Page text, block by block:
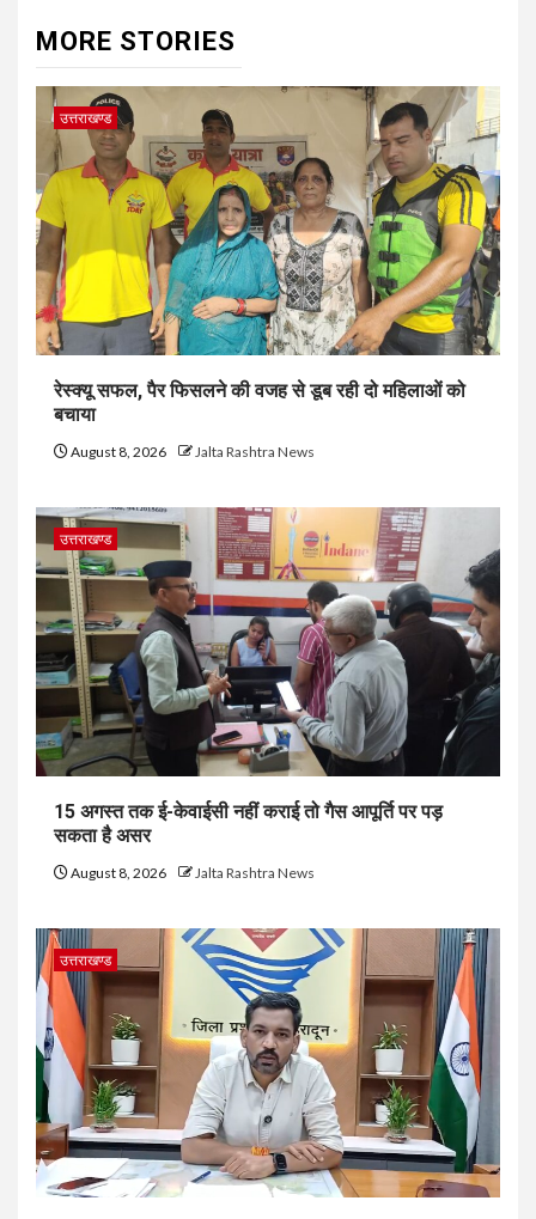
MORE STORIES
उत्तराखण्ड
रेस्क्यू सफल, पैर फिसलने की वजह से डूब रही दो महिलाओं को
बचाया
August 8, 2026 Jalta Rashtra News
उत्तराखण्ड
15 अगस्त तक ई-केवाईसी नहीं कराई तो गैस आपूर्ति पर पड़
सकता है असर
August 8, 2026 Jalta Rashtra News
उत्तराखण्ड